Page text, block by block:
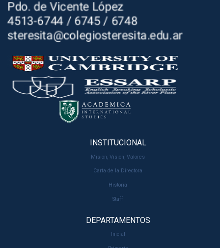
INSTITUCIONAL
Mision, Vision, Valores
Carta de la Directora
Historia
Staff
DEPARTAMENTOS
Inicial